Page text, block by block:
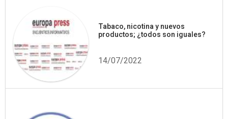
Tabaco, nicotina y nuevos
productos; ¿todos son iguales?
14/07/2022